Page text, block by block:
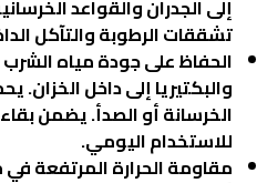
إلى الجدران والقواعد
تشققات الرطوبة والتآكل
الحفاظ على جودة مياه
والبكتيريا إلى داخل
الخرسانة أو الصدأ. يضمن
للاستخدام اليومي.
مقاومة الحرارة المرتفعة في